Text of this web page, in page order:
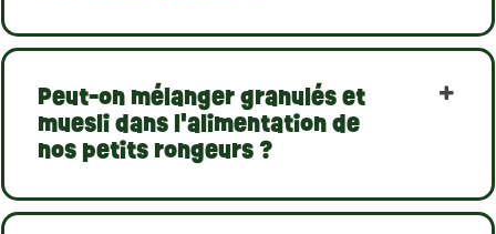
Peut-on mélanger granulés et
muesli dans l'alimentation de
nos petits rongeurs ?